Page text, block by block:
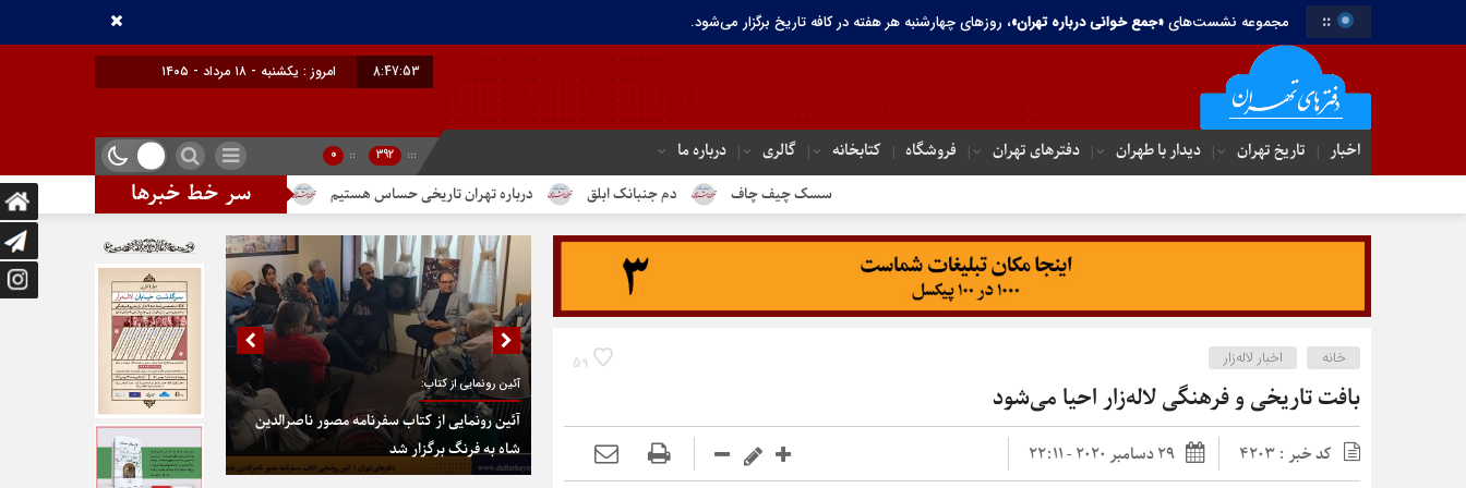
:: مجموعه نشست‌های«جمع خوانی درباره تهران»، روزهای چهارشنبه هر هفته در کافه تاریخ برگزار می‌شود.
8:47:54 برابر با : Sunday - 9 August - 2026
اخبار تاریخ تهران دیدار با طهران دفترهای تهران‌ فروشگاه کتابخانه گالری درباره ما :::
392
::
0
سر خط خبرها دم جنبانک ابلق درباره تهران تاریخی حساس هستیم تندیس مولانا در میدان خیام در پایتخت گزینیِ تهران
59 خانه اخبار لاله‌زار
بافت تاریخی و فرهنگی لاله‌زار احیا می‌شود
کد خبر : 4203 29 دسامبر 2020 - 22:11
آئین رونمایی از کتاب:
آئین رونمایی از کتاب سفرنامه مصور ناصرالدین
شاه به فرنگ برگزار شد